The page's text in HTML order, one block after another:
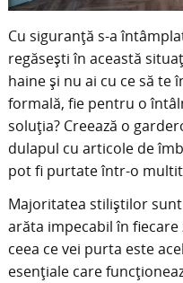
Cu siguranță s-a
regăsești în această
haine și nu ai cu ce să te
formală, fie pentru o
soluția? Creează o
dulapul cu articole de
pot fi purtate într-o
Majoritatea stiliștilor
arăta impecabil în
ceea ce vei purta este
esențiale care